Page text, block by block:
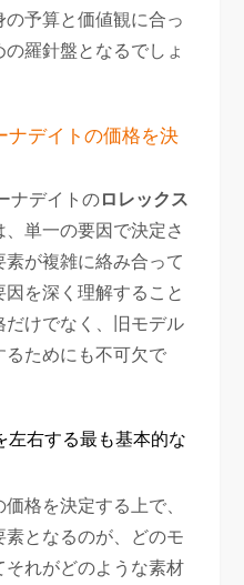
予算と価値観に合っ
羅針盤となるでしょ
ナデイトの価格を決
ナデイトのロレックス
、単一の要因で決定さ
が複雑に絡み合って
を深く理解すること
だけでなく、旧モデル
るためにも不可欠で
右する最も基本的な
格を決定する上で、
となるのが、どのモ
それがどのような素材